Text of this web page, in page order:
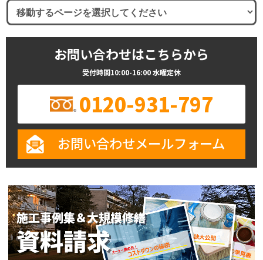
お問い合わせはこちらから
受付時間10:00-16:00 水曜定休
0120-931-797
お問い合わせメールフォーム